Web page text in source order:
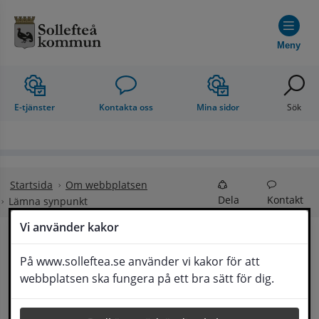
Vi använder kakor
På www.solleftea.se använder vi kakor för att
webbplatsen ska fungera på ett bra sätt för dig.
Meny
E-tjänster Kontakta oss Mina sidor Sök
Startsida
Om webbplatsen
Lämna synpunkt
Dela Kontakt
Lämna synpunkt
Här kan du lämna synpunkter, förslag och